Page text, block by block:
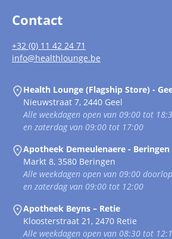
Contact
+32 (0) 11 42 24 71
info@healthlounge.be
Health Lounge (Flagship Store) -
Nieuwstraat 7, 2440 Geel
Alle weekdagen open van 09:00 tot
en zaterdag van 09:00 tot 17:00
Apotheek Demeulenaere - Beringen
Markt 8, 3580 Beringen
Alle weekdagen open van 09:00
en zaterdag van 09:00 tot 12:00
Apotheek Beyns – Retie
Kloosterstraat 21, 2470 Retie
Alle weekdagen open van 08:30 tot